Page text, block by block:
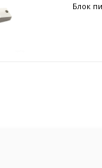
Блок